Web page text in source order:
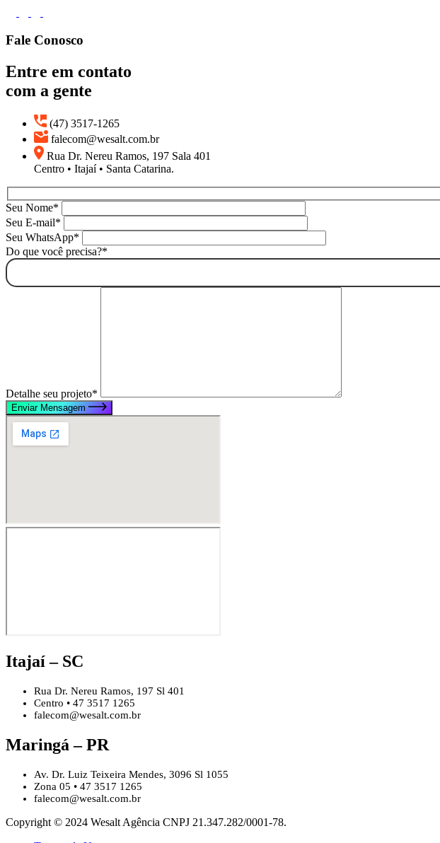
Fale Conosco
Entre em contato
com a gente
(47) 3517-1265
falecom@wesalt.com.br
Rua Dr. Nereu Ramos, 197 Sala 401
Centro • Itajaí • Santa Catarina.
Seu Nome*
Seu E-mail*
Seu WhatsApp*
Do que você precisa?*
Detalhe seu projeto*
Enviar Mensagem
Itajaí – SC
Rua Dr. Nereu Ramos, 197 Sl 401
Centro • 47 3517 1265
falecom@wesalt.com.br
Maringá – PR
Av. Dr. Luiz Teixeira Mendes, 3096 Sl 1055
Zona 05 • 47 3517 1265
falecom@wesalt.com.br
Copyright © 2024 Wesalt Agência CNPJ 21.347.282/0001-78.